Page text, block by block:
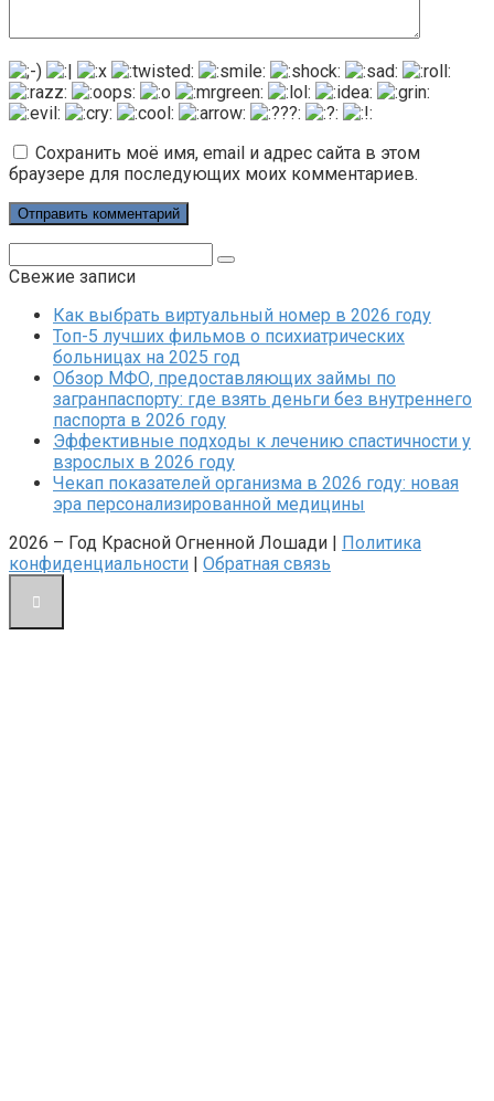
Сохранить моё имя, email и адрес сайта в этом
браузере для последующих моих комментариев.
Свежие записи
Как выбрать виртуальный номер в 2026 году
Топ-5 лучших фильмов о психиатрических
больницах на 2025 год
Обзор МФО, предоставляющих займы по
загранпаспорту: где взять деньги без внутреннего
паспорта в 2026 году
Эффективные подходы к лечению спастичности у
взрослых в 2026 году
Чекап показателей организма в 2026 году: новая
эра персонализированной медицины
2026 – Год Красной Огненной Лошади | Политика
конфиденциальности | Обратная связь